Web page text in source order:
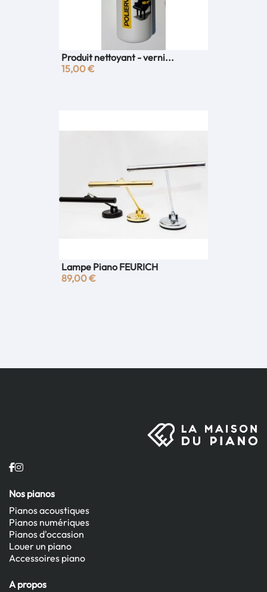
Produit nettoyant - verni...
15,00 €
Lampe Piano FEURICH
89,00 €
Nos pianos
Pianos acoustiques
Pianos numériques
Pianos d'occasion
Louer un piano
Accessoires piano
A propos